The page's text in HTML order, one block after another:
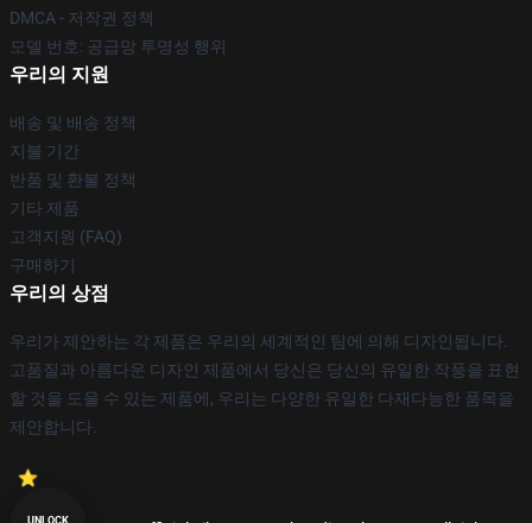
DMCA - 저작권 정책
모델 번호: 공급망 투명성 행위
우리의 지원
배송 및 배송 정책
지불 기간
반품 및 환불 정책
기타 제품
고객지원 (FAQ)
구매하기
우리의 상점
우리가 제안하는 각 제품은 우리의 세계적인 팀에 의해 디자인됩니다.
고품질과 아름다운 디자인 제품에서 당신은 당신의 유일한 작풍을 표현
할 것을 도울 수 있는 제품에, 우리는 다양한 유일한 다재다능한 품목을
제안합니다.
UNLOCK